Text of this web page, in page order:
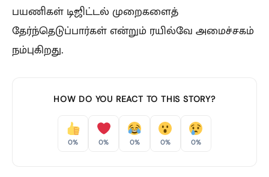
பயணிகள் டிஜிட்டல் முறைகளைத்
தேர்ந்தெடுப்பார்கள் என்றும் ரயில்வே அமைச்சகம்
நம்புகிறது.
HOW DO YOU REACT TO THIS STORY?
0% 0% 0% 0% 0%